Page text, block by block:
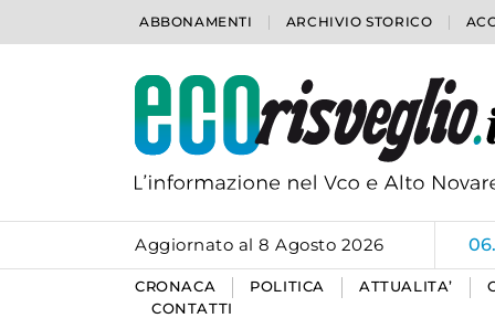
ABBONAMENTI ARCHIVIO STORICO
Aggiornato al 8 Agosto 2026
CRONACA POLITICA ATTUALITA’
CONTATTI